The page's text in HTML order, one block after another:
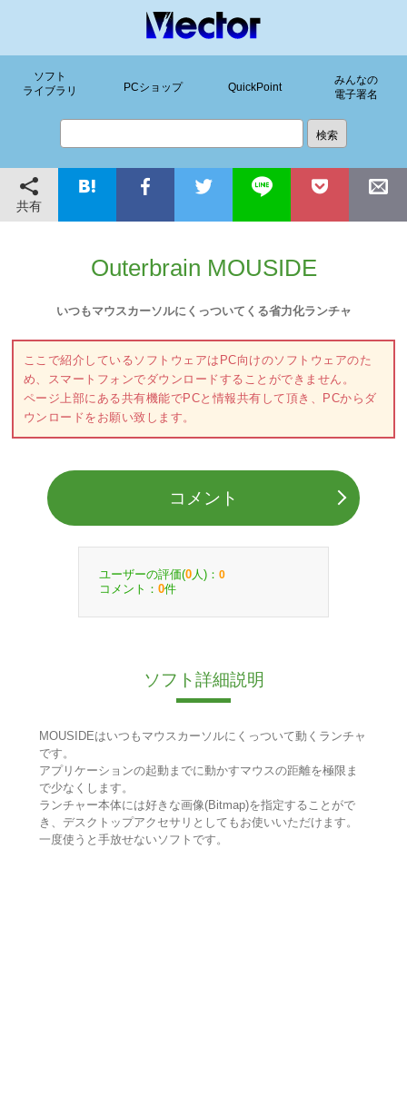
ソフト
ライブラリ
PCショップ QuickPoint
みんなの
電子署名
共有
Outerbrain MOUSIDE
いつもマウスカーソルにくっついてくる省力化ランチャ
ここで紹介しているソフトウェアはPC向けのソフトウェアのた
め、スマートフォンでダウンロードすることができません。
ページ上部にある共有機能でPCと情報共有して頂き、PCからダ
ウンロードをお願い致します。
コメント
ユーザーの評価(0 人)： 0
コメント： 0件
ソフト詳細説明
MOUSIDEはいつもマウスカーソルにくっついて動くランチャ
です。
アプリケーションの起動までに動かすマウスの距離を極限ま
で少なくします。
ランチャー本体には好きな画像(Bitmap)を指定することがで
き、デスクトップアクセサリとしてもお使いいただけます。
一度使うと手放せないソフトです。